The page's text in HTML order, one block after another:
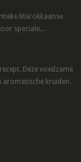
Marokkaanse
speciale...
Deze voedzame
aromatische kruiden.